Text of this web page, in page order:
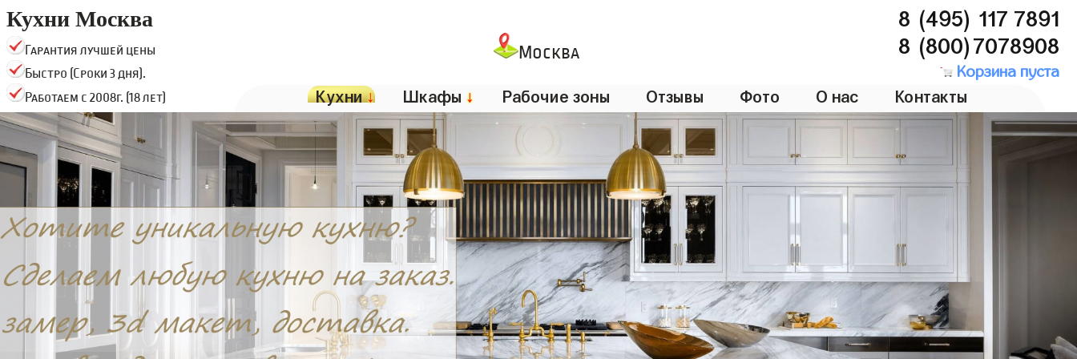
Кухни Москва
Гарантия лучшей цены
Быстро (Сроки 3 дня).
Работаем с 2008г. (18 лет)
Москва
8 (495) 117 7891
8 (800)7078908
Корзина пуста
Кухни↓ Шкафы ↓ Рабочие зоны Отзывы Фото О нас Контакты